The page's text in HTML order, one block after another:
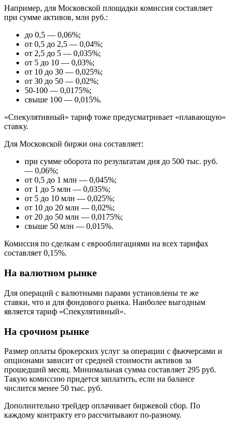
Например, для Московской площадки комиссия составляет
при сумме активов, млн руб.:
до 0,5 — 0,06%;
от 0,5 до 2,5 — 0,04%;
от 2,5 до 5 — 0,035%;
от 5 до 10 — 0,03%;
от 10 до 30 — 0,025%;
от 30 до 50 — 0,02%;
50-100 — 0,0175%;
свыше 100 — 0,015%.
«Спекулятивный» тариф тоже предусматривает «плавающую»
ставку.
Для Московской биржи она составляет:
при сумме оборота по результатам дня до 500 тыс. руб.
— 0,06%;
от 0,5 до 1 млн — 0,045%;
от 1 до 5 млн — 0,035%;
от 5 до 10 млн — 0,025%;
от 10 до 20 млн — 0,02%;
от 20 до 50 млн — 0,0175%;
свыше 50 млн — 0,015%.
Комиссия по сделкам с еврооблигациями на всех тарифах
составляет 0,15%.
На валютном рынке
Для операций с валютными парами установлены те же
ставки, что и для фондового рынка. Наиболее выгодным
является тариф «Спекулятивный».
На срочном рынке
Размер оплаты брокерских услуг за операции с фьючерсами и
опционами зависит от средней стоимости активов за
прошедший месяц. Минимальная сумма составляет 295 руб.
Такую комиссию придется заплатить, если на балансе
числится менее 50 тыс. руб.
Дополнительно трейдер оплачивает биржевой сбор. По
каждому контракту его рассчитывают по-разному.